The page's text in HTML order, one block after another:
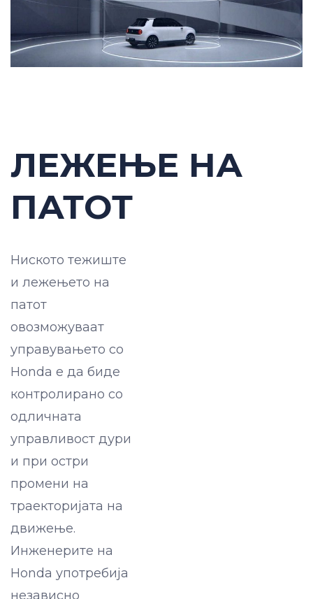
ЛЕЖЕЊЕ НА
ПАТОТ
Ниското тежиште
и лежењето на
патот
овозможуваат
управувањето со
Honda e да биде
контролирано со
одличната
управливост дури
и при остри
промени на
траекторијата на
движење.
Инженерите на
Honda употребија
независно